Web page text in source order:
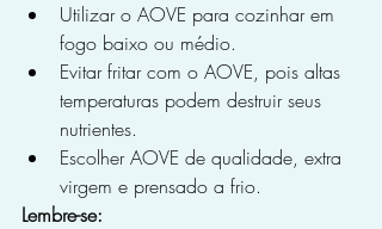
Utilizar o AOVE para cozinhar em
fogo baixo ou médio.
Evitar fritar com o AOVE, pois altas
temperaturas podem destruir seus
nutrientes.
Escolher AOVE de qualidade, extra
virgem e prensado a frio.
Lembre-se: